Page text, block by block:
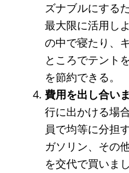
ズナブルにする
最大限に活用し
の中で寝たり、
ところでテント
を節約できる。
費用を出し合い
行に出かける場
員で均等に分担
ガソリン、その
を交代で買いま